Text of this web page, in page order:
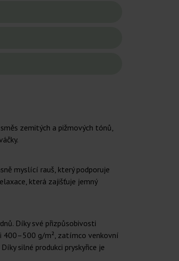
zemitých a pižmových tónů,
myslící rauš, který podporuje
která zajišťuje jemný
Díky své přizpůsobivosti
400–500 g/m², zatímco venkovní
silné produkci pryskyřice je